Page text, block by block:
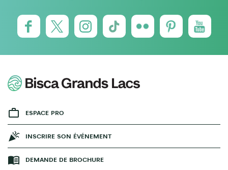
ESPACE PRO
INSCRIRE SON ÉVÉNEMENT
DEMANDE DE BROCHURE